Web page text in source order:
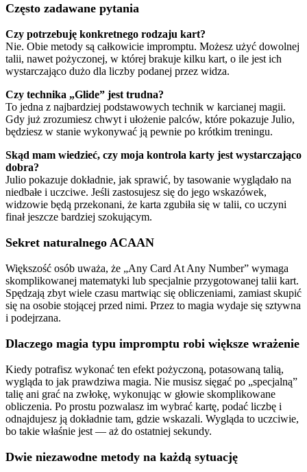
Często zadawane pytania
Czy potrzebuję konkretnego rodzaju kart?
Nie. Obie metody są całkowicie impromptu. Możesz użyć dowolnej
talii, nawet pożyczonej, w której brakuje kilku kart, o ile jest ich
wystarczająco dużo dla liczby podanej przez widza.
Czy technika „Glide” jest trudna?
To jedna z najbardziej podstawowych technik w karcianej magii.
Gdy już zrozumiesz chwyt i ułożenie palców, które pokazuje Julio,
będziesz w stanie wykonywać ją pewnie po krótkim treningu.
Skąd mam wiedzieć, czy moja kontrola karty jest wystarczająco
dobra?
Julio pokazuje dokładnie, jak sprawić, by tasowanie wyglądało na
niedbałe i uczciwe. Jeśli zastosujesz się do jego wskazówek,
widzowie będą przekonani, że karta zgubiła się w talii, co uczyni
finał jeszcze bardziej szokującym.
Sekret naturalnego ACAAN
Większość osób uważa, że „Any Card At Any Number” wymaga
skomplikowanej matematyki lub specjalnie przygotowanej talii kart.
Spędzają zbyt wiele czasu martwiąc się obliczeniami, zamiast skupić
się na osobie stojącej przed nimi. Przez to magia wydaje się sztywna
i podejrzana.
Dlaczego magia typu impromptu robi większe wrażenie
Kiedy potrafisz wykonać ten efekt pożyczoną, potasowaną talią,
wygląda to jak prawdziwa magia. Nie musisz sięgać po „specjalną”
talię ani grać na zwłokę, wykonując w głowie skomplikowane
obliczenia. Po prostu pozwalasz im wybrać kartę, podać liczbę i
odnajdujesz ją dokładnie tam, gdzie wskazali. Wygląda to uczciwie,
bo takie właśnie jest — aż do ostatniej sekundy.
Dwie niezawodne metody na każdą sytuację